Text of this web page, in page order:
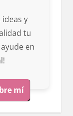
y
tu
en
mí